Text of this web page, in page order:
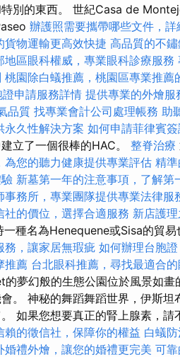
別的東西。 世紀Casa de
辦護照需要攜帶哪些文件，詳
貨物運輸更高效快捷 高品質的不
地區眼科權威，專業眼科診療服務
桃園除白蟻推薦，桃園區專業推薦
申請服務詳情 提供專業的外燴
品質 找專業會計公司處理帳務 助
永久性解決方案 如何申請菲律賓
立了一個很棒的HAC。 整脊治療
為您的聽力健康提供專業評估 精
新墓第一年的注意事項，了解第
事務所，專業團隊提供專業法律服
社的價位，選擇合適服務 新店護
種名為Henequene或Sisa的貿
務，讓家居無瑕疵 如何辦理台胞
推薦 台北眼科推薦，尋找最適合
的夢幻般的生態公園位於風景如
。 神秘的舞蹈舞蹈世界，伊斯
如果您想要真正的腎上腺素，
賴的徵信社，保障你的權益 白蟻
婚禮外燴，讓您的婚禮更完美 可